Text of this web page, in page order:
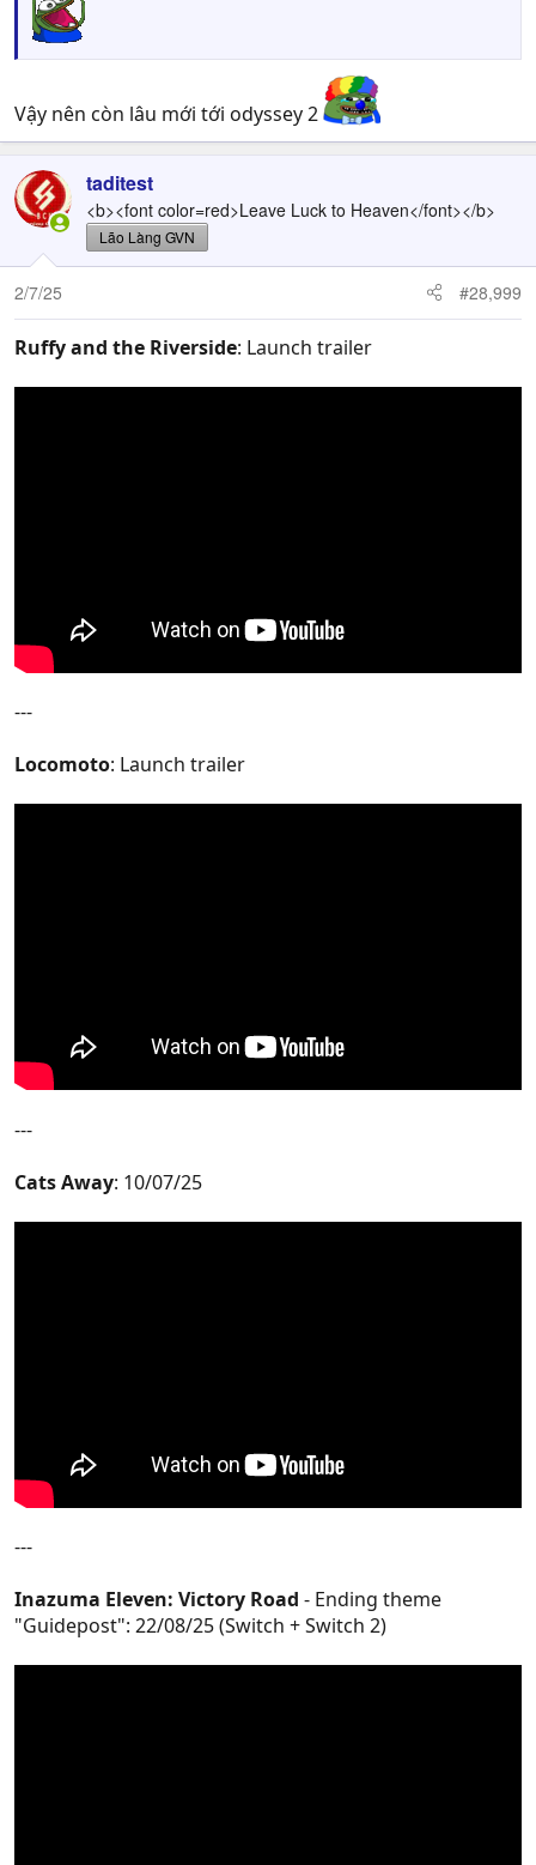
Vậy nên còn lâu mới tới odyssey 2
taditest
<b><font color=red>Leave Luck to Heaven</font></b>
Lão Làng GVN
2/7/25 #28,999
Ruffy and the Riverside: Launch trailer
---
Locomoto: Launch trailer
---
Cats Away: 10/07/25
---
Inazuma Eleven: Victory Road - Ending theme
"Guidepost": 22/08/25 (Switch + Switch 2)